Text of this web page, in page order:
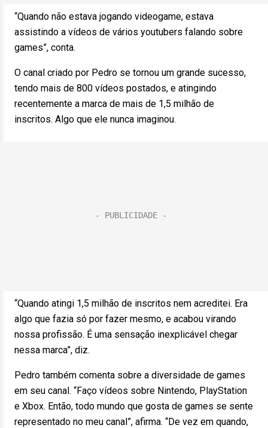
“Quando não estava jogando videogame, estava
assistindo a vídeos de vários youtubers falando sobre
games”, conta.
O canal criado por Pedro se tornou um grande sucesso,
tendo mais de 800 vídeos postados, e atingindo
recentemente a marca de mais de 1,5 milhão de
inscritos. Algo que ele nunca imaginou.
“Quando atingi 1,5 milhão de inscritos nem acreditei. Era
algo que fazia só por fazer mesmo, e acabou virando
nossa profissão. É uma sensação inexplicável chegar
nessa marca”, diz.
Pedro também comenta sobre a diversidade de games
em seu canal. “Faço vídeos sobre Nintendo, PlayStation
e Xbox. Então, todo mundo que gosta de games se sente
representado no meu canal”, afirma. “De vez em quando,